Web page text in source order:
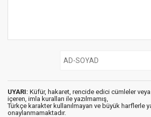
UYARI: Küfür, hakaret, rencide edici cümleler veya
içeren, imla kuralları ile yazılmamış,
Türkçe karakter kullanılmayan ve büyük harflerle
onaylanmamaktadır.